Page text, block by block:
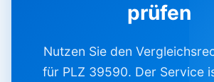
prüfen
Nutzen Sie den
für PLZ 39590. Der Service